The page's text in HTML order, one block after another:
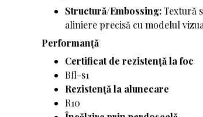
Structură/Embossing:Textură
aliniere precisă cu modelul
Performanță
Certificat de rezistență la foc
Bfl-s1
Rezistență la alunecare
R10